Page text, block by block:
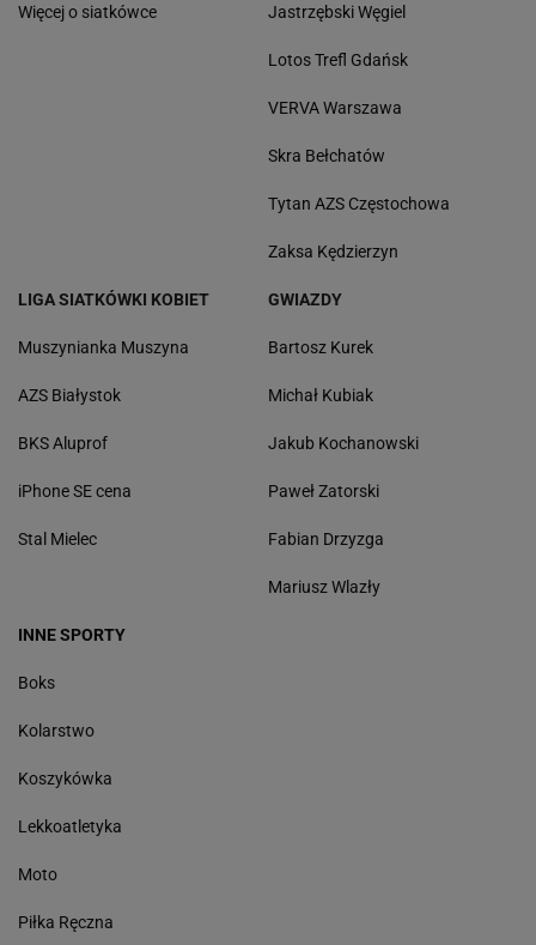
Więcej o siatkówce Jastrzębski Węgiel
Lotos Trefl Gdańsk
VERVA Warszawa
Skra Bełchatów
Tytan AZS Częstochowa
Zaksa Kędzierzyn
LIGA SIATKÓWKI KOBIET
Muszynianka Muszyna
AZS Białystok
BKS Aluprof
iPhone SE cena
Stal Mielec
GWIAZDY
Bartosz Kurek
Michał Kubiak
Jakub Kochanowski
Paweł Zatorski
Fabian Drzyzga
Mariusz Wlazły
INNE SPORTY
Boks
Kolarstwo
Koszykówka
Lekkoatletyka
Moto
Piłka Ręczna